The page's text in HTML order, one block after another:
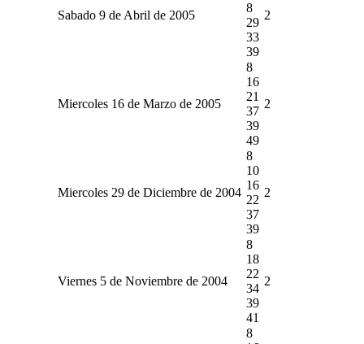
Sabado 9 de Abril de 2005
8
29
33
39
2
Miercoles 16 de Marzo de 2005
8
16
21
37
39
49
2
Miercoles 29 de Diciembre de 2004
8
10
16
22
37
39
2
Viernes 5 de Noviembre de 2004
8
18
22
34
39
41
2
8